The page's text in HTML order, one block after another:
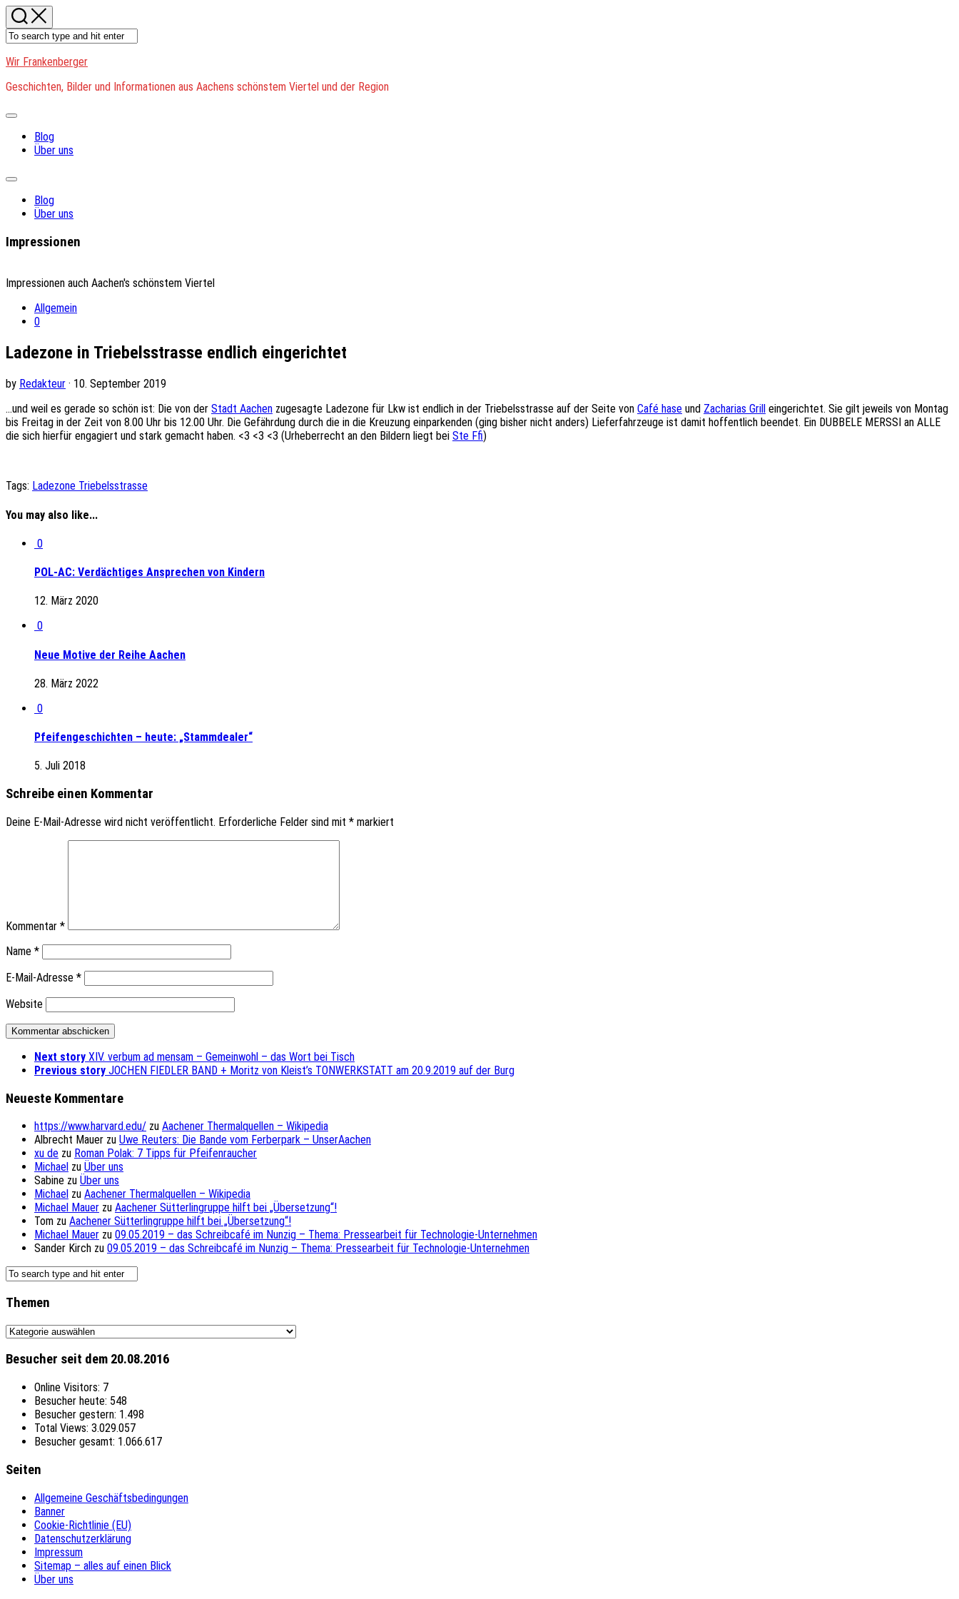
Skip
to
content
Wir Frankenberger
Geschichten, Bilder und Informationen aus Aachens schönstem Viertel und der Region
Expand
Blog
Über uns
Expand
Blog
Über uns
Impressionen
Impressionen auch Aachen's schönstem Viertel
Allgemein
0
Ladezone in Triebelsstrasse endlich eingerichtet
by Redakteur · 10. September 2019
…und weil es gerade so schön ist: Die von der Stadt Aachen zugesagte Ladezone für Lkw ist endlich in der Triebelsstrasse auf der Seite von Café hase und Zacharias Grill eingerichtet. Sie gilt jeweils von Montag
bis Freitag in der Zeit von 8.00 Uhr bis 12.00 Uhr. Die Gefährdung durch die in die Kreuzung einparkenden (ging bisher nicht anders) Lieferfahrzeuge ist damit hoffentlich beendet. Ein DUBBELE MERSSI an ALLE
die sich hierfür engagiert und stark gemacht haben. <3 <3 <3 (Urheberrecht an den Bildern liegt bei Ste Ffi)
Tags: Ladezone Triebelsstrasse
You may also like...
0
POL-AC: Verdächtiges Ansprechen von Kindern
12. März 2020
0
Neue Motive der Reihe Aachen
28. März 2022
0
Pfeifengeschichten – heute: „Stammdealer“
5. Juli 2018
Schreibe einen Kommentar
Deine E-Mail-Adresse wird nicht veröffentlicht. Erforderliche Felder sind mit * markiert
Kommentar *
Name *
E-Mail-Adresse *
Website
Next story XIV. verbum ad mensam – Gemeinwohl – das Wort bei Tisch
Previous story JOCHEN FIEDLER BAND + Moritz von Kleist’s TONWERKSTATT am 20.9.2019 auf der Burg
Neueste Kommentare
https://www.harvard.edu/ zu Aachener Thermalquellen – Wikipedia
Albrecht Mauer zu Uwe Reuters: Die Bande vom Ferberpark – UnserAachen
xu de zu Roman Polak: 7 Tipps für Pfeifenraucher
Michael zu Über uns
Sabine zu Über uns
Michael zu Aachener Thermalquellen – Wikipedia
Michael Mauer zu Aachener Sütterlingruppe hilft bei „Übersetzung“!
Tom zu Aachener Sütterlingruppe hilft bei „Übersetzung“!
Michael Mauer zu 09.05.2019 – das Schreibcafé im Nunzig – Thema: Pressearbeit für Technologie-Unternehmen
Sander Kirch zu 09.05.2019 – das Schreibcafé im Nunzig – Thema: Pressearbeit für Technologie-Unternehmen
Themen
Themen
Besucher seit dem 20.08.2016
Online Visitors: 7
Besucher heute: 548
Besucher gestern: 1.498
Total Views: 3.029.057
Besucher gesamt: 1.066.617
Seiten
Allgemeine Geschäftsbedingungen
Banner
Cookie-Richtlinie (EU)
Datenschutzerklärung
Impressum
Sitemap – alles auf einen Blick
Über uns